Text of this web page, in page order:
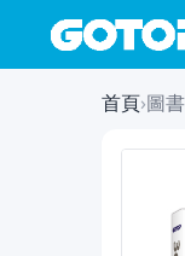
首頁›圖書